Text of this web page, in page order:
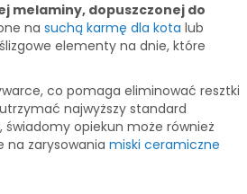
melaminy, dopuszczonej do
na suchą karmę dla kota lub
elementy na dnie, które
co pomaga eliminować resztki
najwyższy standard
świadomy opiekun może również
na zarysowania miski ceramiczne